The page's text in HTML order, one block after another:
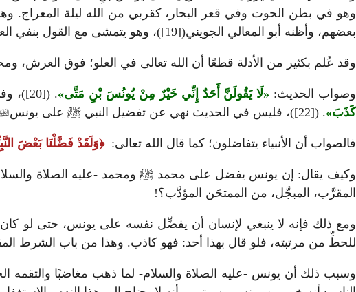
بعضهم، وأظنه أبو المعالي الجويني([19])، وهو يتمشى مع القول بنفي العلو عن الله، وأن من كان فوق السبع الطباق، ومن كان في بطن الحوت في قعر البحار فَقُربهم مِنْهُ سواء.
وقد عُلم بكثير من الأدلة قطعًا أن الله تعالى في العلو؛ فوق العرش،
وصواب الحديث: لَا يَقُولَنَّ أَحَدٌ إِنِّي خَيْرٌ مِنْ يُونُسَ بْنِ مَتَّى . ([20])، وفي لفظ:
كَذَبَ . ([22])، فليس في الحديث نهي عن تفضيل النبي ﷺ على يونس
فالصواب أن الأنبياء يتفاضلون؛ كما قال الله تعالى: وَلَقَدْ فَضَّلْنَا بَعْضَ
وكيف يقال: إن يونس يفضل على محمد ﷺ ومحمد -عليه الصلاة
المقرَّب، المبجَّل، من الممتحَن المؤدَّب؟!
ومع ذلك فإنه لا ينبغي لإنسان أن يفضِّل نفسه على يونس، حتى لو
للحطِّ من مرتبته، فلو قال بهذا أحد: فهو كاذب. وهذا من باب الشرط
وسبب ذلك أن يونس -عليه الصلاة والسلام- لما ذهب مغاضبًا